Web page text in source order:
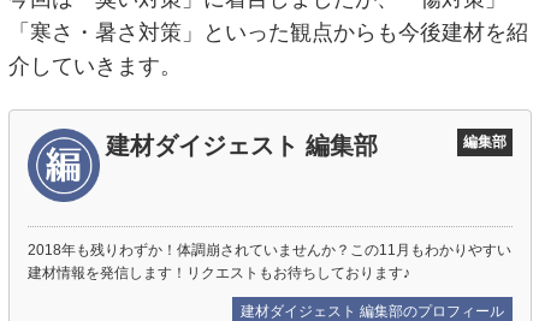
「寒さ・暑さ対策」といった観点からも今後建材を紹
介していきます。
建材ダイジェスト 編集部 編集部
2018年も残りわずか！体調崩されていませんか？この11月もわかりやすい
建材情報を発信します！リクエストもお待ちしております♪
建材ダイジェスト 編集部のプロフィール